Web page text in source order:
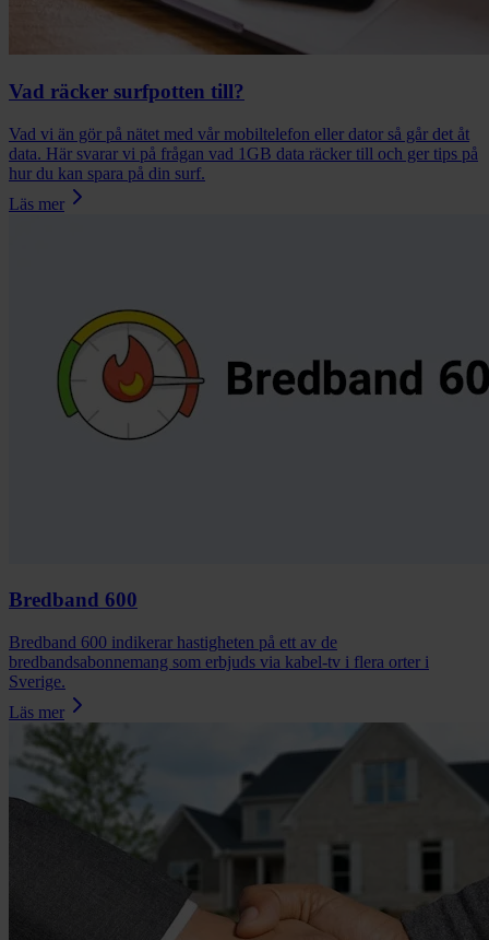
Vad räcker surfpotten till?
Vad vi än gör på nätet med vår mobiltelefon eller dator så går det åt
data. Här svarar vi på frågan vad 1GB data räcker till och ger tips på
hur du kan spara på din surf.
Läs mer
Bredband 600
Bredband 600 indikerar hastigheten på ett av de
bredbandsabonnemang som erbjuds via kabel-tv i flera orter i
Sverige.
Läs mer